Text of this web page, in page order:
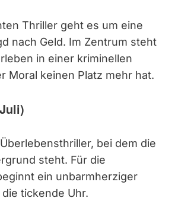
Thriller geht es um eine
nach Geld. Im Zentrum steht
in einer kriminellen
Moral keinen Platz mehr hat.
bei dem die
steht. Für die
ein unbarmherziger
tickende Uhr.